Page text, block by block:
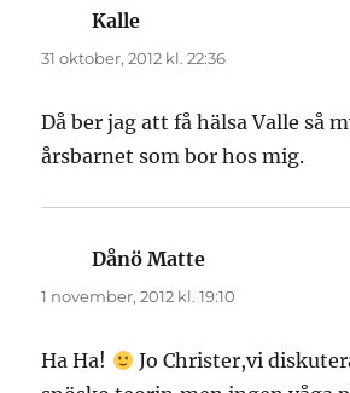
Kalle
31 oktober, 2012 kl. 22:36
Då ber jag att få hälsa Valle så
årsbarnet som bor hos mig.
Dånö Matte
1 november, 2012 kl. 19:10
Ha Ha!
Jo Christer,vi